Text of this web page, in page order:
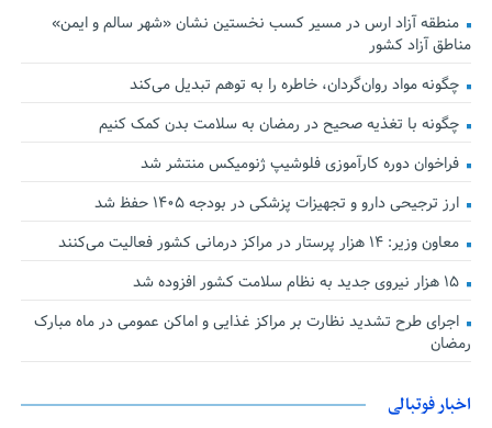
منطقه آزاد ارس در مسیر کسب نخستین نشان «شهر سالم و ایمن»
مناطق آزاد کشور
چگونه مواد روان‌گردان، خاطره را به توهم تبدیل می‌کند
چگونه با تغذیه صحیح در رمضان به سلامت بدن کمک کنیم
فراخوان دوره کارآموزی فلوشیپ ژنومیکس منتشر شد
ارز ترجیحی دارو و تجهیزات پزشکی در بودجه ۱۴۰۵ حفظ شد
معاون وزیر: ۱۴ هزار پرستار در مراکز درمانی کشور فعالیت می‌کنند
۱۵ هزار نیروی جدید به نظام سلامت کشور افزوده شد
اجرای طرح تشدید نظارت بر مراکز غذایی و اماکن عمومی در ماه مبارک
رمضان
اخبار فوتبالی